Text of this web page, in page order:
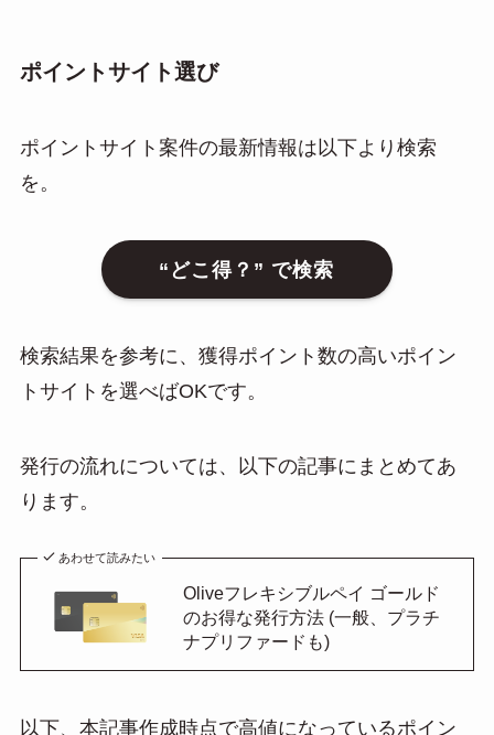
ポイントサイト選び
ポイントサイト案件の最新情報は以下より検索
を。
“どこ得？” で検索
検索結果を参考に、獲得ポイント数の高いポイン
トサイトを選べばOKです。
発行の流れについては、以下の記事にまとめてあ
ります。
あわせて読みたい
Oliveフレキシブルペイ ゴールド
のお得な発行方法 (一般、プラチ
ナプリファードも)
以下、本記事作成時点で高値になっているポイン